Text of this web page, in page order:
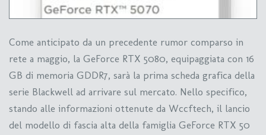
Come anticipato da un precedente rumor comparso in
rete a maggio, la GeForce RTX 5080, equipaggiata con 16
GB di memoria GDDR7, sarà la prima scheda grafica della
serie Blackwell ad arrivare sul mercato. Nello specifico,
stando alle informazioni ottenute da Wccftech, il lancio
del modello di fascia alta della famiglia GeForce RTX 50